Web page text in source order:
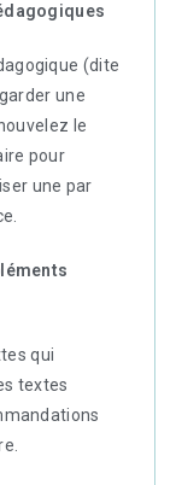
(dite
une
le
pour
une par
qui
textes